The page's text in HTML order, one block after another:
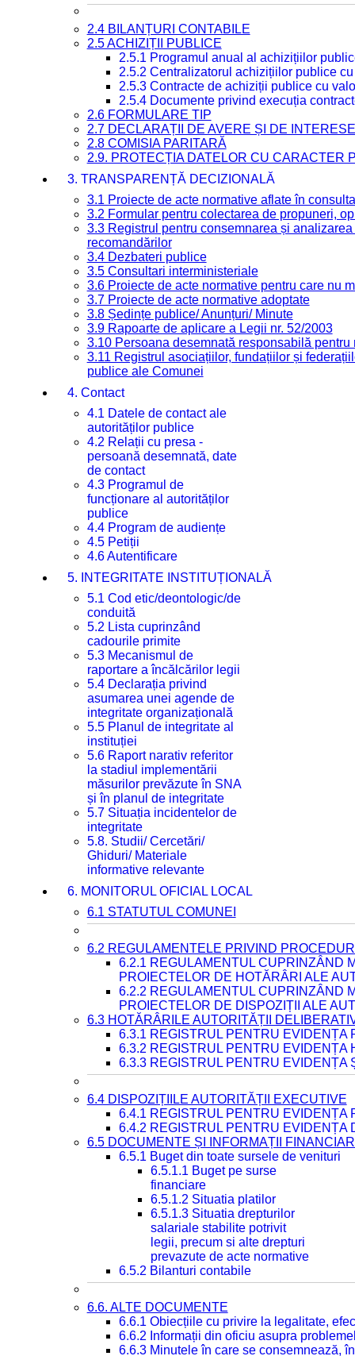
2.4 BILANȚURI CONTABILE
2.5 ACHIZIȚII PUBLICE
2.5.1 Programul anual al achizițiilor
2.5.2 Centralizatorul achizițiilor publice
2.5.3 Contracte de achiziții publice cu
2.5.4 Documente privind execuția
2.6 FORMULARE TIP
2.7 DECLARAȚII DE AVERE ȘI DE INTERESE
2.8 COMISIA PARITARĂ
2.9. PROTECȚIA DATELOR CU CARACTER
3. TRANSPARENȚĂ DECIZIONALĂ
3.1 Proiecte de acte normative aflate în
3.2 Formular pentru colectarea de propuneri,
3.3 Registrul pentru consemnarea și
recomandărilor
3.4 Dezbateri publice
3.5 Consultari interministeriale
3.6 Proiecte de acte normative pentru care nu
3.7 Proiecte de acte normative adoptate
3.8 Ședințe publice/ Anunțuri/ Minute
3.9 Rapoarte de aplicare a Legii nr. 52/2003
3.10 Persoana desemnată responsabilă
3.11 Registrul asociațiilor, fundațiilor și
publice ale Comunei
4. Contact
4.1 Datele de contact ale
autorităților publice
4.2 Relații cu presa -
persoană desemnată, date
de contact
4.3 Programul de
funcționare al autorităților
publice
4.4 Program de audiențe
4.5 Petiții
4.6 Autentificare
5. INTEGRITATE INSTITUȚIONALĂ
5.1 Cod etic/deontologic/de
conduită
5.2 Lista cuprinzând
cadourile primite
5.3 Mecanismul de
raportare a încălcărilor legii
5.4 Declarația privind
asumarea unei agende de
integritate organizațională
5.5 Planul de integritate al
instituției
5.6 Raport narativ referitor
la stadiul implementării
măsurilor prevăzute în SNA
și în planul de integritate
5.7 Situația incidentelor de
integritate
5.8. Studii/ Cercetări/
Ghiduri/ Materiale
informative relevante
6. MONITORUL OFICIAL LOCAL
6.1 STATUTUL COMUNEI
6.2 REGULAMENTELE PRIVIND
6.2.1 REGULAMENTUL CUPRINZÂND
PROIECTELOR DE HOTĂRÂRI ALE
6.2.2 REGULAMENTUL CUPRINZÂND
PROIECTELOR DE DISPOZIȚII ALE
6.3 HOTĂRÂRILE AUTORITĂȚII
6.3.1 REGISTRUL PENTRU EVIDENȚA
6.3.2 REGISTRUL PENTRU EVIDENȚA
6.3.3 REGISTRUL PENTRU EVIDENȚA
6.4 DISPOZIȚIILE AUTORITĂȚII EXECUTIVE
6.4.1 REGISTRUL PENTRU EVIDENȚA
6.4.2 REGISTRUL PENTRU EVIDENȚA
6.5 DOCUMENTE ȘI INFORMAȚII
6.5.1 Buget din toate sursele de venituri
6.5.1.1 Buget pe surse
financiare
6.5.1.2 Situatia platilor
6.5.1.3 Situatia drepturilor
salariale stabilite potrivit
legii, precum si alte drepturi
prevazute de acte normative
6.5.2 Bilanturi contabile
6.6. ALTE DOCUMENTE
6.6.1 Obiecțiile cu privire la legalitate,
6.6.2 Informații din oficiu asupra
6.6.3 Minutele în care se consemnează,